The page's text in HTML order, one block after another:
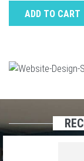
ADD TO CART